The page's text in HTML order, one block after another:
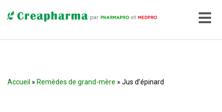
Accueil » Remèdes de grand-mère » Jus d’épinard